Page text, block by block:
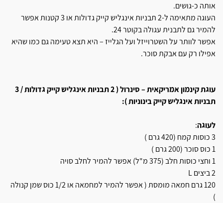
אותה כ-גושים.
העוגה מתאימה ל-2 תבניות אינגליש קייק גדולות או 3 קטנות אפשר
להמיר גם לתבנית עגולה בקוטר 24.
אפשר לוותר על השטרוייזל ועל הגלייז – היא תצא טעימה גם כמו שהיא
אפילו רק עם אבקת סוכר.
עוגת קינמון אמריקאית – סינרול ( 2 תבניות אינגליש קייק גדולות / 3
תבניות אינגליש קייק בינוניות ):
לעוגה:
3 כוסות קמח (420 גרם )
1 כוס סוכר (200 גרם )
1 וחצי כוסות חלב (375 מ"ל) אפשר להמיר לחלב סויה
2 ביצים L
120 גרם חמאה מומסת ( אפשר להמיר למחמאה או 1/2 כוס שמן קנולה
)